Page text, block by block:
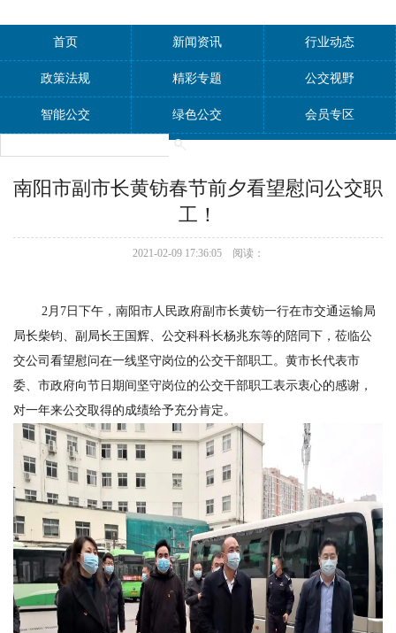
首页 新闻资讯 行业动态
政策法规 精彩专题 公交视野
智能公交 绿色公交 会员专区
南阳市副市长黄钫春节前夕看望慰问公交职
工！
2021-02-09 17:36:05 阅读：
2月7日下午，南阳市人民政府副市长黄钫一行在市交通运输局
局长柴钧、副局长王国辉、公交科科长杨兆东等的陪同下，莅临公
交公司看望慰问在一线坚守岗位的公交干部职工。黄市长代表市
委、市政府向节日期间坚守岗位的公交干部职工表示衷心的感谢，
对一年来公交取得的成绩给予充分肯定。